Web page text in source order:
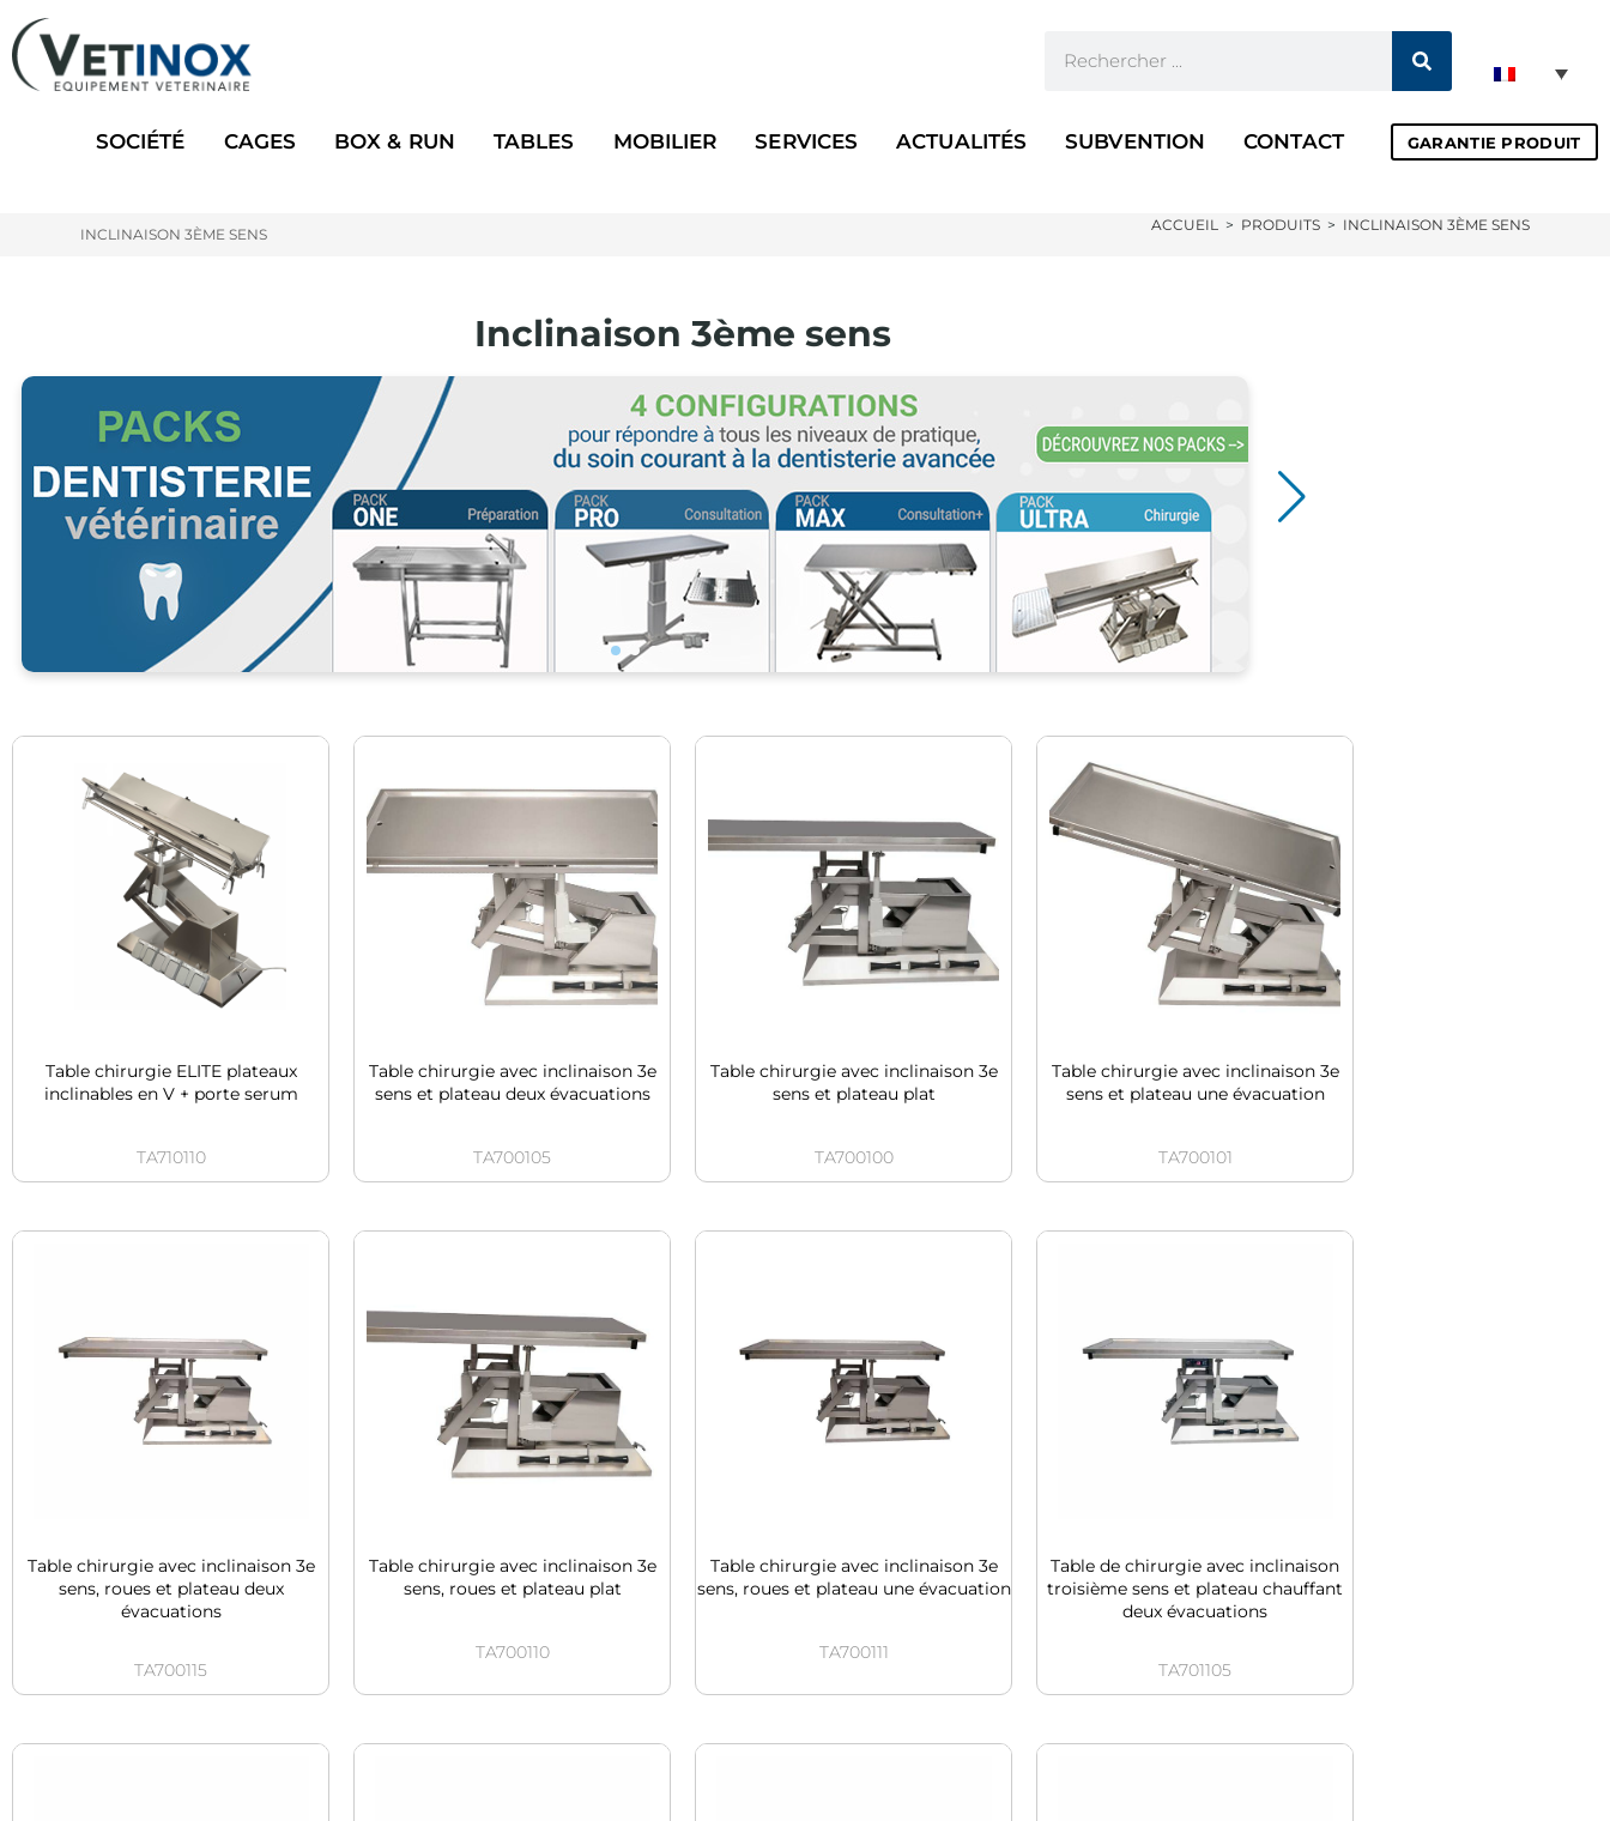
SOCIÉTÉ CAGES BOX & RUN TABLES MOBILIER SERVICES ACTUALITÉS SUBVENTION CONTACT GARANTIE PRODUIT
INCLINAISON 3ÈME SENS
ACCUEIL > PRODUITS > INCLINAISON 3ÈME SENS
Inclinaison 3ème sens
Table chirurgie ELITE plateaux
inclinables en V + porte serum
TA710110
Table chirurgie avec inclinaison 3e
sens et plateau deux évacuations
TA700105
Table chirurgie avec inclinaison 3e
sens et plateau plat
TA700100
Table chirurgie avec inclinaison 3e
sens et plateau une évacuation
TA700101
Table chirurgie avec inclinaison 3e
sens, roues et plateau deux
évacuations
TA700115
Table chirurgie avec inclinaison 3e
sens, roues et plateau plat
TA700110
Table chirurgie avec inclinaison 3e
sens, roues et plateau une évacuation
TA700111
Table de chirurgie avec inclinaison
troisième sens et plateau chauffant
deux évacuations
TA701105